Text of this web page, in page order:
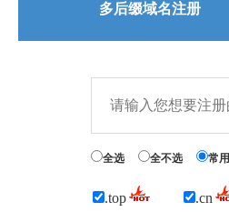
多后缀域名注册
全选 全不选 常用
.top .cn